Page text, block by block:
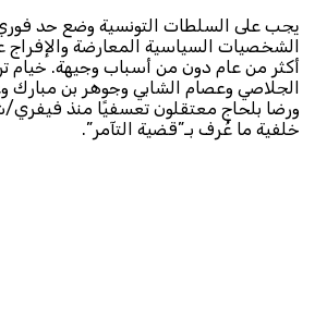
يجب على السلطات التونسية وضع حد
الشخصيات السياسية المعارضة
أكثر من عام دون من أسباب وجيهة. خيام
الجلاصي وعصام الشابي وجوهر بن مبارك
خلفية ما عُرف بـ”قضية التآمر”.